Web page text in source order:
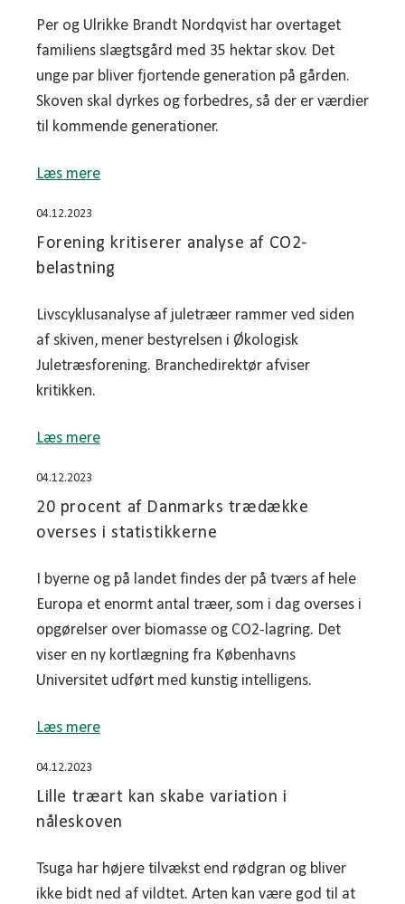
Per og Ulrikke Brandt Nordqvist har overtaget
familiens slægtsgård med 35 hektar skov. Det
unge par bliver fjortende generation på gården.
Skoven skal dyrkes og forbedres, så der er værdier
til kommende generationer.
Læs mere
04.12.2023
Forening kritiserer analyse af CO2-
belastning
Livscyklusanalyse af juletræer rammer ved siden
af skiven, mener bestyrelsen i Økologisk
Juletræsforening. Branchedirektør afviser
kritikken.
Læs mere
04.12.2023
20 procent af Danmarks trædække
overses i statistikkerne
I byerne og på landet findes der på tværs af hele
Europa et enormt antal træer, som i dag overses i
opgørelser over biomasse og CO2-lagring. Det
viser en ny kortlægning fra Københavns
Universitet udført med kunstig intelligens.
Læs mere
04.12.2023
Lille træart kan skabe variation i
nåleskoven
Tsuga har højere tilvækst end rødgran og bliver
ikke bidt ned af vildtet. Arten kan være god til at